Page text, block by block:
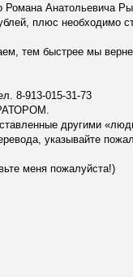
Романа Анатольевича
плюс необходимо
тем быстрее мы
8-913-015-31-73
другими
указывайте
меня пожалуйста!)